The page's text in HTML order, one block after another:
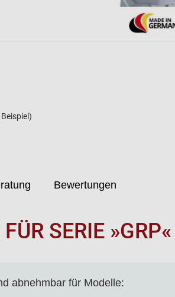
Bewertungen
SERIE »GRP«
abnehmbar für Modelle: